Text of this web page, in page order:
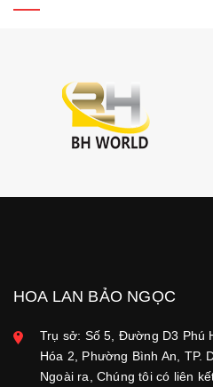
HOA LAN BẢO NGỌC
Trụ sở: Số 5, Đường D3 Phú
Hóa 2, Phường Bình An, TP.
Ngoài ra, Chúng tôi có liên